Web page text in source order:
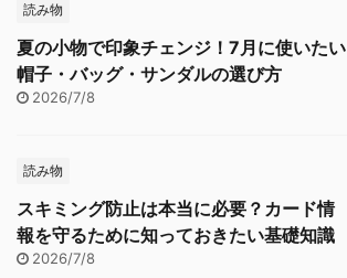
読み物
夏の小物で印象チェンジ！7月に使いたい
帽子・バッグ・サンダルの選び方
2026/7/8
読み物
スキミング防止は本当に必要？カード情
報を守るために知っておきたい基礎知識
2026/7/8